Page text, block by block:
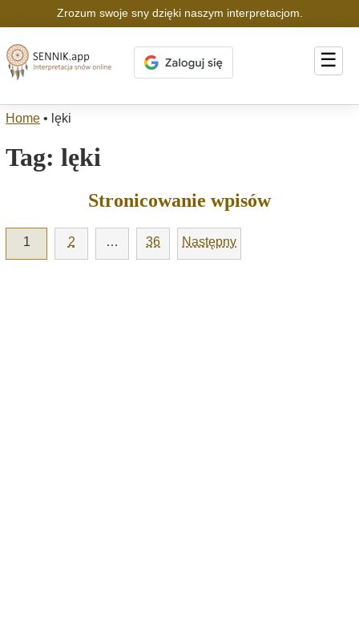
Zrozum swoje sny dzięki naszym interpretacjom.
☰
Home • lęki
Tag: lęki
Stronicowanie wpisów
1 2 … 36 Następny